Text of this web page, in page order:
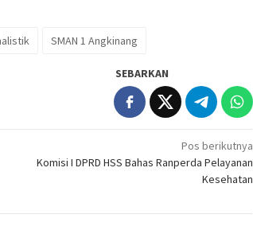
SMAN 1 Angkinang
SEBARKAN
Pos berikutnya
Komisi I DPRD HSS Bahas Ranperda Pelayanan
Kesehatan